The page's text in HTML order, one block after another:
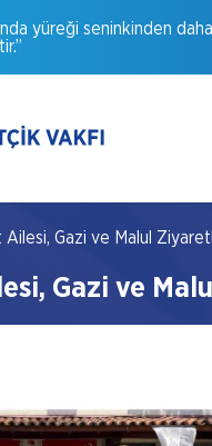
yüreği seninkinden daha
Ailesi, Gazi ve Malul
Gazi ve